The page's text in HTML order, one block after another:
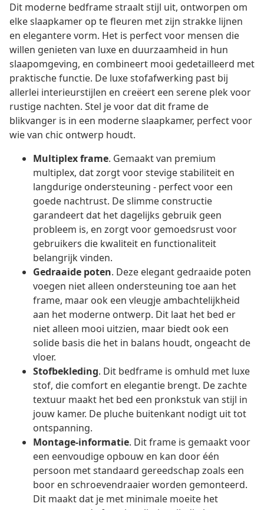
Dit moderne bedframe straalt stijl uit, ontworpen om
elke slaapkamer op te fleuren met zijn strakke lijnen
en elegantere vorm. Het is perfect voor mensen die
willen genieten van luxe en duurzaamheid in hun
slaapomgeving, en combineert mooi gedetailleerd met
praktische functie. De luxe stofafwerking past bij
allerlei interieurstijlen en creëert een serene plek voor
rustige nachten. Stel je voor dat dit frame de
blikvanger is in een moderne slaapkamer, perfect voor
wie van chic ontwerp houdt.
Multiplex frame. Gemaakt van premium
multiplex, dat zorgt voor stevige stabiliteit en
langdurige ondersteuning - perfect voor een
goede nachtrust. De slimme constructie
garandeert dat het dagelijks gebruik geen
probleem is, en zorgt voor gemoedsrust voor
gebruikers die kwaliteit en functionaliteit
belangrijk vinden.
Gedraaide poten. Deze elegant gedraaide poten
voegen niet alleen ondersteuning toe aan het
frame, maar ook een vleugje ambachtelijkheid
aan het moderne ontwerp. Dit laat het bed er
niet alleen mooi uitzien, maar biedt ook een
solide basis die het in balans houdt, ongeacht de
vloer.
Stofbekleding. Dit bedframe is omhuld met luxe
stof, die comfort en elegantie brengt. De zachte
textuur maakt het bed een pronkstuk van stijl in
jouw kamer. De pluche buitenkant nodigt uit tot
ontspanning.
Montage-informatie. Dit frame is gemaakt voor
een eenvoudige opbouw en kan door één
persoon met standaard gereedschap zoals een
boor en schroevendraaier worden gemonteerd.
Dit maakt dat je met minimale moeite het